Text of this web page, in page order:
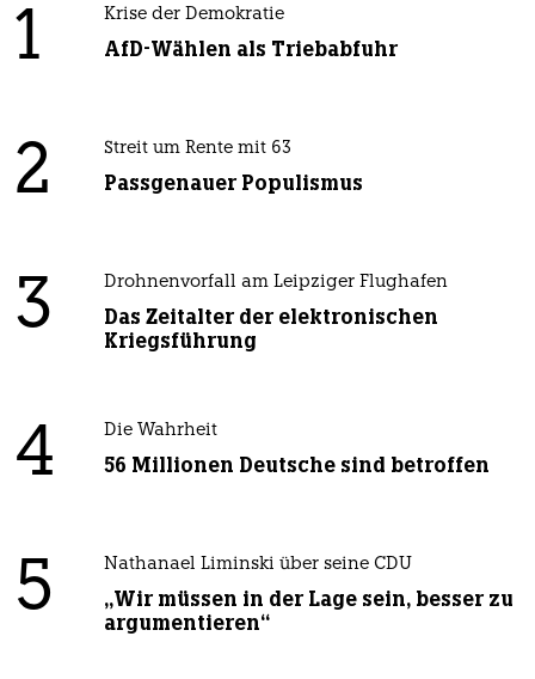
1 Krise der Demokratie
AfD-Wählen als Triebabfuhr
2 Streit um Rente mit 63
Passgenauer Populismus
3 Drohnenvorfall am Leipziger Flughafen
Das Zeitalter der elektronischen
Kriegsführung
4 Die Wahrheit
56 Millionen Deutsche sind betroffen
5 Nathanael Liminski über seine CDU
„Wir müssen in der Lage sein, besser zu
argumentieren“